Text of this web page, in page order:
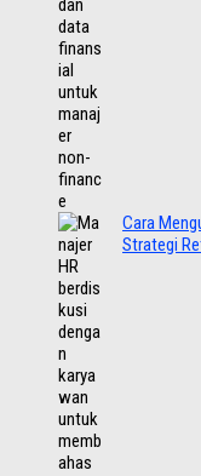
Cara
Strategi